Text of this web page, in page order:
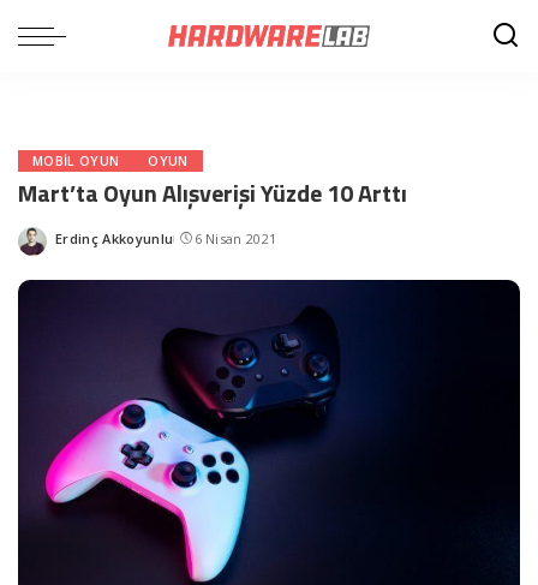
MOBIL OYUN OYUN
Mart’ta Oyun Alışverişi Yüzde 10 Arttı
Posted
Erdinç Akkoyunlu 6 Nisan 2021